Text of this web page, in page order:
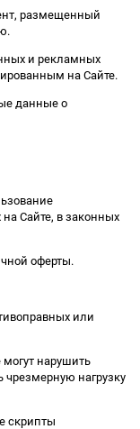
размещенный
и рекламных
на Сайте.
данные о
Сайте, в законных
оферты.
или
нарушить
чрезмерную нагрузку
скрипты